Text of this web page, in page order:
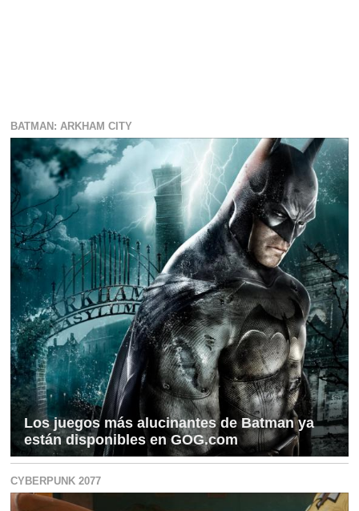
BATMAN: ARKHAM CITY
Los juegos más alucinantes de Batman ya
están disponibles en GOG.com
CYBERPUNK 2077